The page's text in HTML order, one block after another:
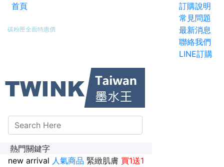
首頁
新加入會員送紅利金100點
碳粉匣全面特惠價
訂購說明
常見問題
最新消息
聯絡我們
LINE訂購
熱門關鍵字
new arrival 人氣商品 緊緻肌膚 買1送1